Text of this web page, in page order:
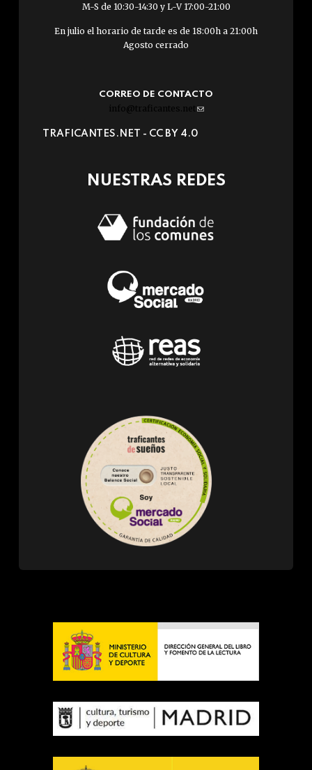
M-S de 10:30-14:30 y L-V 17:00-21:00
En julio el horario de tarde es de 18:00h a 21:00h
Agosto cerrado
CORREO DE CONTACTO
info@traficantes.net (link
e-
TRAFICANTES.NET - CC BY 4.0
NUESTRAS REDES